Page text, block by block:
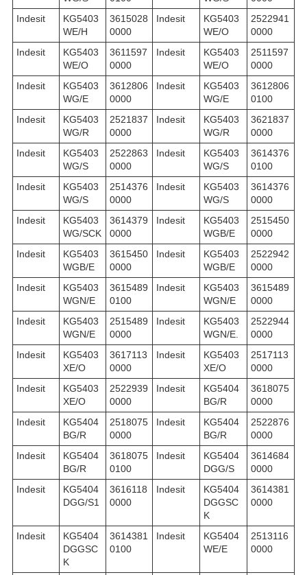
Indesit
KG5403
WE/H
3615028
0000
Indesit
KG5403
WE/O
2522941
0000
Indesit
KG5403
WE/O
3611597
0000
Indesit
KG5403
WE/O
2511597
0000
Indesit
KG5403
WG/E
3612806
0000
Indesit
KG5403
WG/E
3612806
0100
Indesit
KG5403
WG/R
2521837
0000
Indesit
KG5403
WG/R
3621837
0000
Indesit
KG5403
WG/S
2522863
0000
Indesit
KG5403
WG/S
3614376
0100
Indesit
KG5403
WG/S
2514376
0000
Indesit
KG5403
WG/S
3614376
0000
Indesit
KG5403
WG/SCK
3614379
0000
Indesit
KG5403
WGB/E
2515450
0000
Indesit
KG5403
WGB/E
3615450
0000
Indesit
KG5403
WGB/E
2522942
0000
Indesit
KG5403
WGN/E
3615489
0100
Indesit
KG5403
WGN/E
3615489
0000
Indesit
KG5403
WGN/E
2515489
0000
Indesit
KG5403
WGN/E.
2522944
0000
Indesit
KG5403
XE/O
3617113
0000
Indesit
KG5403
XE/O
2517113
0000
Indesit
KG5403
XE/O
2522939
0000
Indesit
KG5404
BG/R
3618075
0000
Indesit
KG5404
BG/R
2518075
0000
Indesit
KG5404
BG/R
2522876
0000
Indesit
KG5404
BG/R
3618075
0100
Indesit
KG5404
DGG/S
3614684
0000
Indesit
KG5404
DGG/S1
3616118
0000
Indesit
KG5404
DGGSC
K
3614381
0000
Indesit
KG5404
DGGSC
K
3614381
0100
Indesit
KG5404
WE/E
2513116
0000